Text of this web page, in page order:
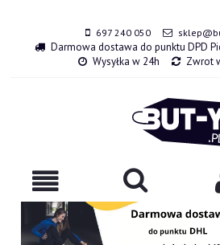
697 240 050
Darmowa dostawa do punktu DPD
Wysyłka w 24h
Zwrot